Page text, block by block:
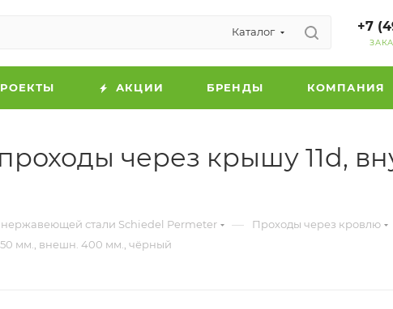
Каталог +7
АКЦИИ БРЕНДЫ КОМПАНИЯ
через крышу 11d,
стали Schiedel Permeter —
Проходы через кровлю
мм., внешн. 400 мм., чёрный